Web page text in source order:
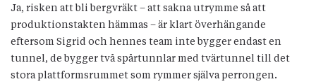
Ja, risken att bli bergvräkt – att sakna utrymme så att
produktionstakten hämmas – är klart överhängande
eftersom Sigrid och hennes team inte bygger endast en
tunnel, de bygger två spårtunnlar med tvärtunnel till det
stora plattformsrummet som rymmer själva perrongen.